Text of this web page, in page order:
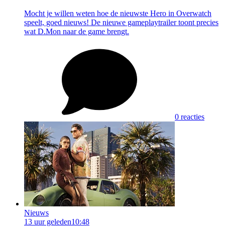
Mocht je willen weten hoe de nieuwste Hero in Overwatch
speelt, goed nieuws! De nieuwe gameplaytrailer toont precies
wat D.Mon naar de game brengt.
0 reacties
Nieuws
13 uur geleden10:48